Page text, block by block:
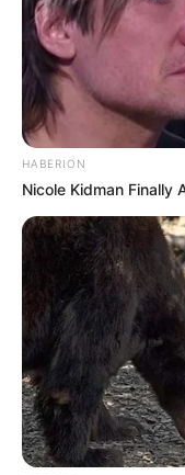
HABERION
Nicole Kidman Finally